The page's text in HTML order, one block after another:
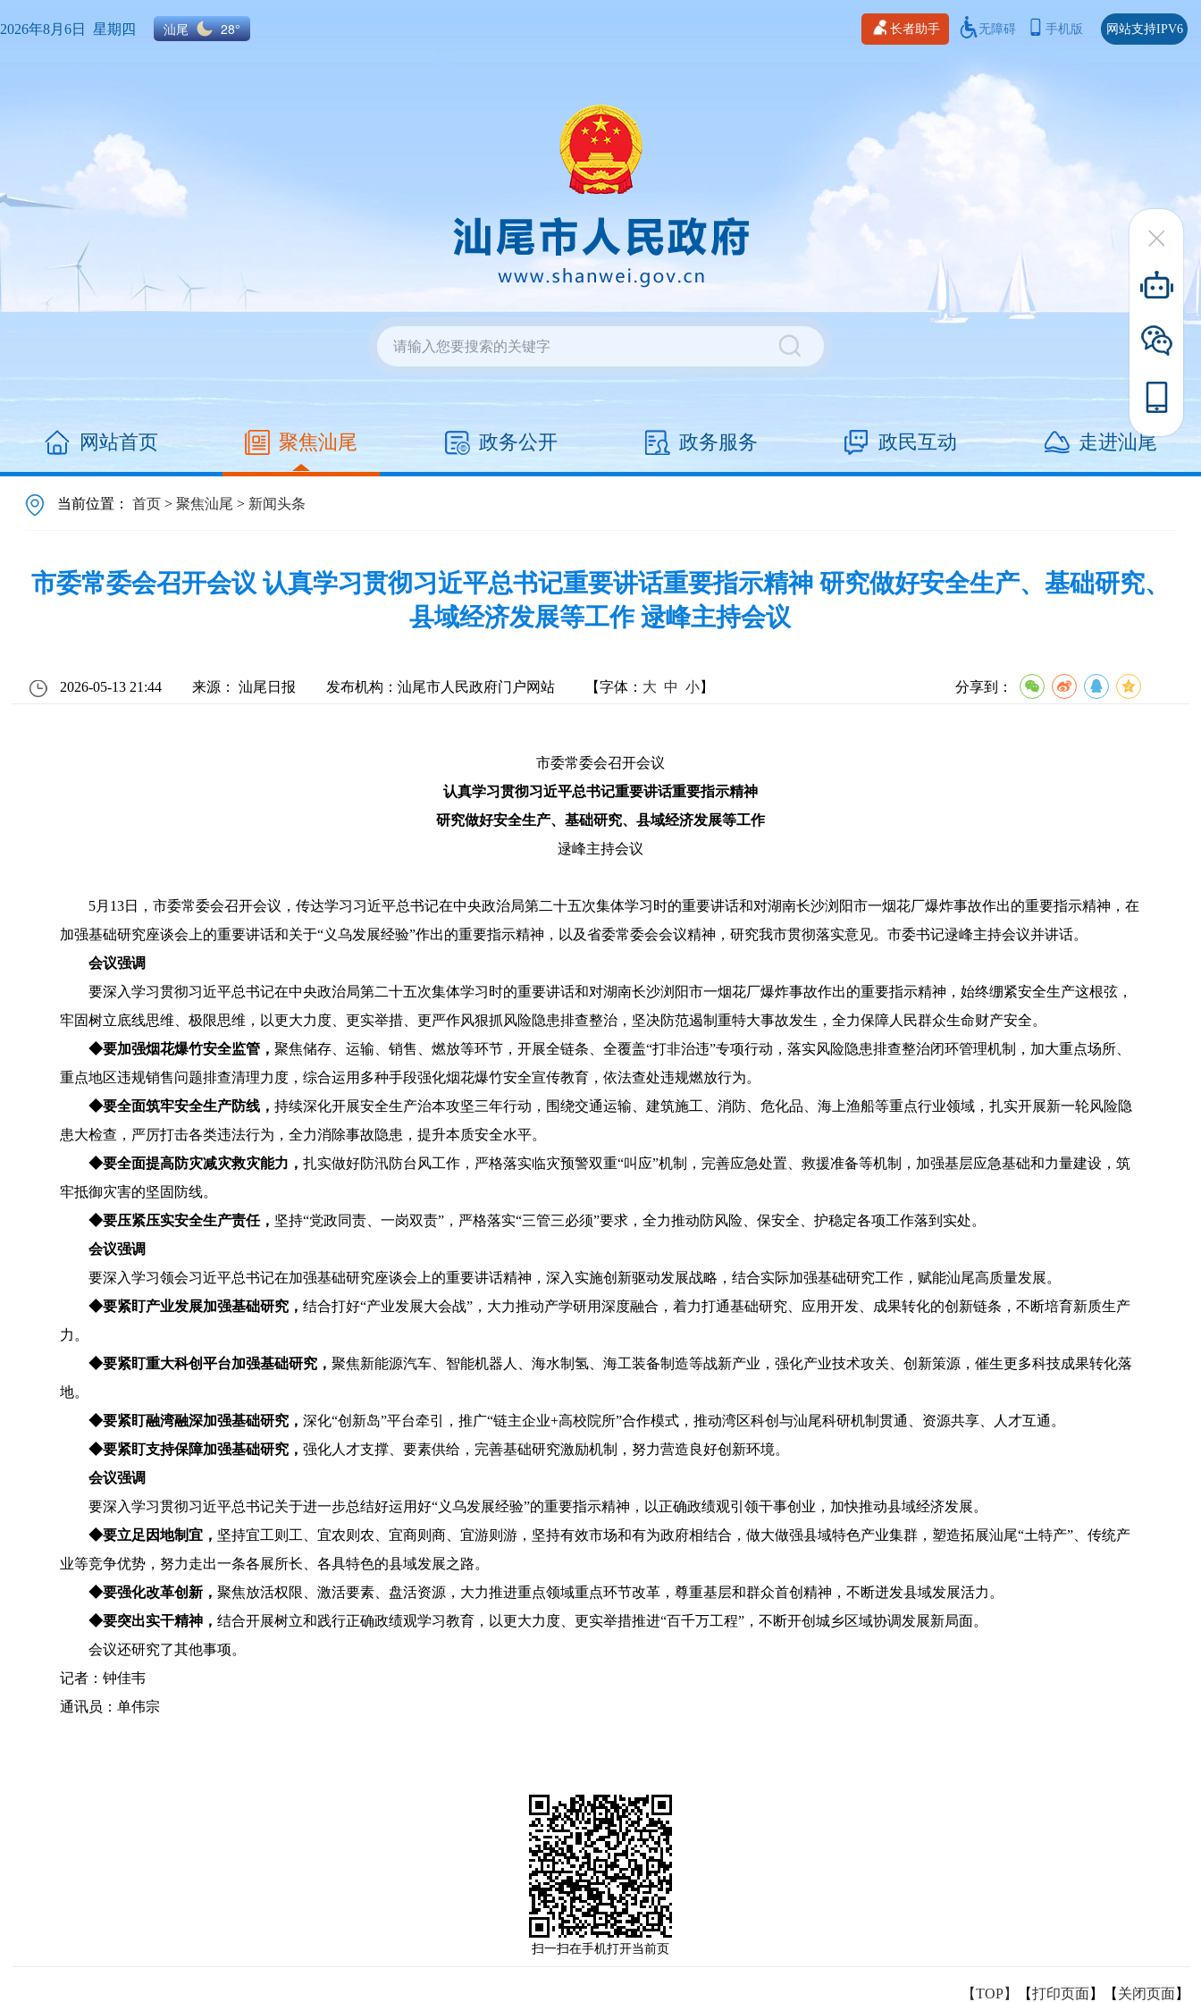
2026年8月6日 星期四 汕尾 28° 长者助手 无障碍 手机版 网站支持IPV6
网站首页 聚焦汕尾 政务公开 政务服务 政民互动 走进汕尾
当前位置：首页 >聚焦汕尾 > 新闻头条
市委常委会召开会议 认真学习贯彻习近平总书记重要讲话重要指示精神 研究做好安全生产、基础研究、
县域经济发展等工作 逯峰主持会议
2026-05-13 21:44 来源： 汕尾日报 发布机构：汕尾市人民政府门户网站 【字体： 大 中 小】 分享到：
市委常委会召开会议
认真学习贯彻习近平总书记重要讲话重要指示精神
研究做好安全生产、基础研究、县域经济发展等工作
逯峰主持会议
5月13日，市委常委会召开会议，传达学习习近平总书记在中央政治局第二十五次集体学习时的重要讲话和对湖南长沙浏阳市一烟花厂爆炸事故作出的重要指示精神，在
加强基础研究座谈会上的重要讲话和关于“义乌发展经验”作出的重要指示精神，以及省委常委会会议精神，研究我市贯彻落实意见。市委书记逯峰主持会议并讲话。
会议强调
要深入学习贯彻习近平总书记在中央政治局第二十五次集体学习时的重要讲话和对湖南长沙浏阳市一烟花厂爆炸事故作出的重要指示精神，始终绷紧安全生产这根弦，
牢固树立底线思维 、极限思维 ， 以更大力度 、更实举措 、更严作风狠抓 风险隐患排查整治，坚决防范遏制重特大事故发生，全力保障人民群众生命财产安全。
◆要加强烟花爆竹安全监管 ，聚焦储存、运输、销售、燃放等环节 ，开展全链条、全覆盖“打非治违”专项行动，落实风险隐患排查整治闭环管理机制， 加大重点场所
重点地区违规销售问题排查清理力度 ，综合运用 多种手段强化烟花爆竹安全宣传教育，依法查处违规燃放行为。
◆要全面筑牢安全生产防线，持续深化开展安全生产治本攻坚三年行动，围绕交通运输、建筑施工、消防、危化品 、海上渔船等重点行业领域，扎实开展新一轮风险隐
患大检查，严厉打击各类违法行为，全力消除事故隐患，提升本质安全水平。
◆要全面提高防灾减灾救灾能力，扎实做好防汛防台风工作 ， 严格落实临灾预警双重“叫应”机制， 完善应急处置、救援准备等机制 ， 加强基层应急基础和力量建设 ，筑
牢抵御灾害的坚固防线。
◆要压紧压实安全生产责任， 坚持“党政同责、一岗双责”，严格落实“三管三必须”要求，全力推动防风险、保安全、护稳定各项工作落到实处。
会议强调
要深入学习领会习近平总书记在加强基础研究座谈会上的重要讲话精神，深入实施创新驱动发展战略，结合实际加强基础研究工作， 赋能汕尾高质量发展。
◆要紧盯产业发展加强基础研究，结合打好“产业发展大会战”，大力推动产学研用深度融合，着力打通基础研究、应用开发、成果转化的创新链条，不断培育新质生产
力。
◆要紧盯重大科创平台加强基础研究，聚焦新能源汽车、智能机器人、海水制氢、海工装备制造等战新产业，强化产业技术攻关、创新策源，催生更多科技成果转化落
地。
◆要紧盯融湾融深加强基础研究，深化“创新岛”平台牵引 ，推广“链主企业+高校院所”合作模式，推动湾区科创与汕尾科研机制贯通、资源共享、人才互通。
◆要紧盯支持保障加强基础研究，强化人才支撑、要素供给 ， 完善基础研究激励机制 ，努力营造良好创新环境。
会议强调
要深入学习贯彻习近平总书记关于进一步总结好运用好“义乌发展经验”的重要指示精神， 以正确政绩观引领干事创业， 加快推动县域经济发展。
◆要立足 因地制宜， 坚持宜工则工、宜农则农、宜商则商、宜游则游， 坚持有效市场和有为政府相结合，做大做强县域特色产业集群 ， 塑造拓展汕尾“土特产” 、传统产
业等竞争优势 ，努力走出一条各展所长、各具特色的县域发展之路。
◆要强化改革创新，聚焦放活权限、激活要素 、盘活资源， 大力推进重点领域重点环节改革 ，尊重基层和群众首创精神 ，不断迸发县域发展活力 。
◆要突出实干精神，结合开展树立和践行正确政绩观学习教育， 以更大力度 、更实举措推进“百千万工程”，不断开创城乡区域协调发展新局面。
会议还研究了其他事项。
记者 ：钟佳韦
通讯员：单伟宗
扫一扫在手机打开当前页
【TOP】 【打印页面】【 关闭页面】